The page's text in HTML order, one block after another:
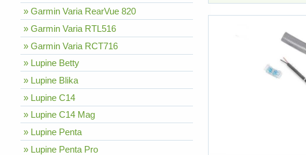
» Garmin Varia RearVue 820
» Garmin Varia RTL516
» Garmin Varia RCT716
» Lupine Betty
» Lupine Blika
» Lupine C14
» Lupine C14 Mag
» Lupine Penta
» Lupine Penta Pro